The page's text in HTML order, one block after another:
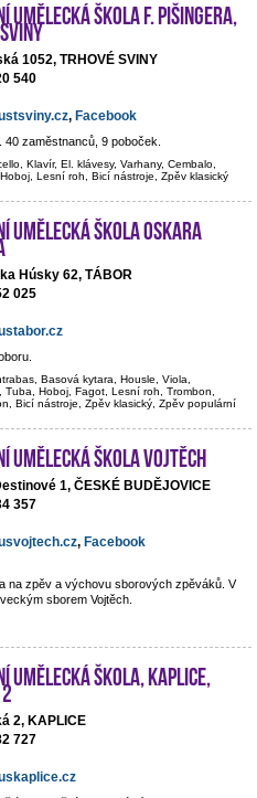
umělecká škola F. Pišingera,
1052, TRHOVÉ SVINY
540
, Facebook
zaměstnanců, 9 poboček.
Klavír, El. klávesy, Varhany, Cembalo,
Lesní roh, Bicí nástroje, Zpěv klasický
umělecká škola Oskara
Húsky 62, TÁBOR
025
Basová kytara, Housle, Viola,
Hoboj, Fagot, Lesní roh, Trombon,
Bicí nástroje, Zpěv klasický, Zpěv populární
umělecká škola Vojtěch
1, ČESKÉ BUDĚJOVICE
357
, Facebook
na zpěv a výchovu sborových zpěváků. V
sborem Vojtěch.
umělecká škola, Kaplice,
2, KAPLICE
727